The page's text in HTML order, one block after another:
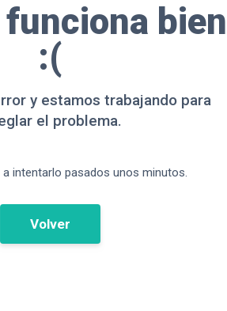
bien
:(
y estamos trabajando para
el problema.
a intentarlo pasados unos minutos.
Volver